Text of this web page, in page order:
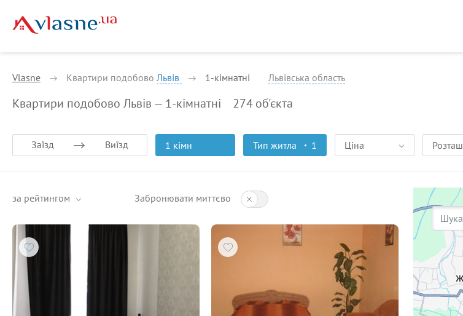
Vlasne Квартири подобово Львів 1-кiмнатнi Львівська область
Квартири подобово Львів — 1-кiмнатнi 274об'єкта
Заїзд Виїзд 1 кімн Тип житла 1 Ціна
за рейтингом Забронювати миттєво